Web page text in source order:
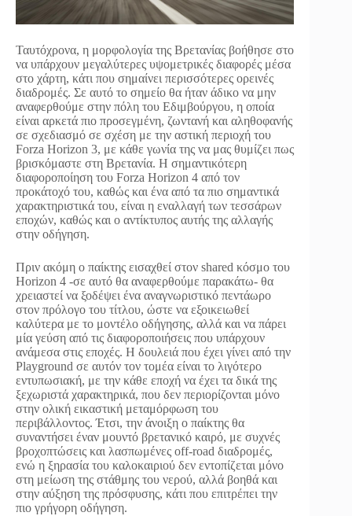
Ταυτόχρονα, η μορφολογία της Βρετανίας βοήθησε στο
να υπάρχουν μεγαλύτερες υψομετρικές διαφορές μέσα
στο χάρτη, κάτι που σημαίνει περισσότερες ορεινές
διαδρομές. Σε αυτό το σημείο θα ήταν άδικο να μην
αναφερθούμε στην πόλη του Εδιμβούργου, η οποία
είναι αρκετά πιο προσεγμένη, ζωντανή και αληθοφανής
σε σχεδιασμό σε σχέση με την αστική περιοχή του
Forza Horizon 3, με κάθε γωνία της να μας θυμίζει πως
βρισκόμαστε στη Βρετανία. Η σημαντικότερη
διαφοροποίηση του Forza Horizon 4 από τον
προκάτοχό του, καθώς και ένα από τα πιο σημαντικά
χαρακτηριστικά του, είναι η εναλλαγή των τεσσάρων
εποχών, καθώς και ο αντίκτυπος αυτής της αλλαγής
στην οδήγηση.
Πριν ακόμη ο παίκτης εισαχθεί στον shared κόσμο του
Horizon 4 -σε αυτό θα αναφερθούμε παρακάτω- θα
χρειαστεί να ξοδέψει ένα αναγνωριστικό πεντάωρο
στον πρόλογο του τίτλου, ώστε να εξοικειωθεί
καλύτερα με το μοντέλο οδήγησης, αλλά και να πάρει
μία γεύση από τις διαφοροποιήσεις που υπάρχουν
ανάμεσα στις εποχές. Η δουλειά που έχει γίνει από την
Playground σε αυτόν τον τομέα είναι το λιγότερο
εντυπωσιακή, με την κάθε εποχή να έχει τα δικά της
ξεχωριστά χαρακτηρικά, που δεν περιορίζονται μόνο
στην ολική εικαστική μεταμόρφωση του
περιβάλλοντος. Έτσι, την άνοιξη ο παίκτης θα
συναντήσει έναν μουντό βρετανικό καιρό, με συχνές
βροχοπτώσεις και λασπωμένες off-road διαδρομές,
ενώ η ξηρασία του καλοκαιριού δεν εντοπίζεται μόνο
στη μείωση της στάθμης του νερού, αλλά βοηθά και
στην αύξηση της πρόσφυσης, κάτι που επιτρέπει την
πιο γρήγορη οδήγηση.